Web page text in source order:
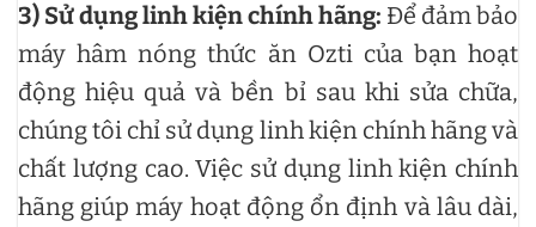
3) Sử dụng linh kiện chính hãng: Để đảm bảo
máy hâm nóng thức ăn Ozti của bạn hoạt
động hiệu quả và bền bỉ sau khi sửa chữa,
chúng tôi chỉ sử dụng linh kiện chính hãng và
chất lượng cao. Việc sử dụng linh kiện chính
hãng giúp máy hoạt động ổn định và lâu dài,